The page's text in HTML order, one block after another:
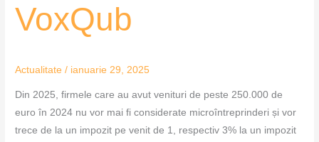
VoxQub
Actualitate / ianuarie 29, 2025
Din 2025, firmele care au avut venituri de peste 250.000 de
euro în 2024 nu vor mai fi considerate microîntreprinderi și vor
trece de la un impozit pe venit de 1, respectiv 3% la un impozit